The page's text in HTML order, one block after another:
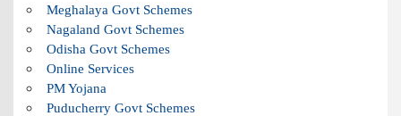
Meghalaya Govt Schemes
Nagaland Govt Schemes
Odisha Govt Schemes
Online Services
PM Yojana
Puducherry Govt Schemes